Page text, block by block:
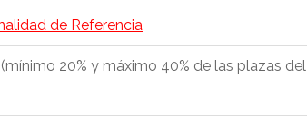
de Referencia
20% y máximo 40% de las plazas del